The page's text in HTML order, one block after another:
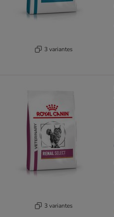
3 variantes
3 variantes